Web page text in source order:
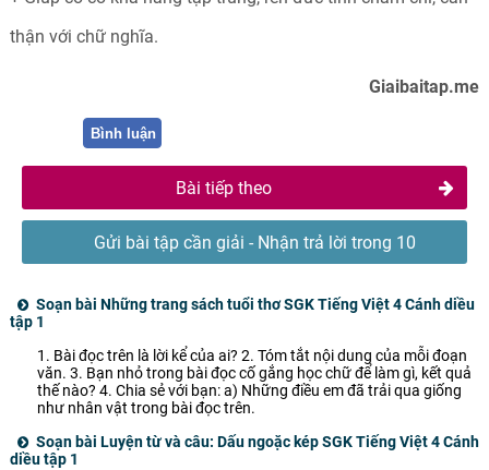
thận với chữ nghĩa.
Giaibaitap.me
Bình luận
Bài tiếp theo
Gửi bài tập cần giải - Nhận trả lời trong 10
Soạn bài Những trang sách tuổi thơ SGK Tiếng Việt 4 Cánh diều
tập 1
1. Bài đọc trên là lời kể của ai? 2. Tóm tắt nội dung của mỗi đoạn
văn. 3. Bạn nhỏ trong bài đọc cố gắng học chữ để làm gì, kết quả
thế nào? 4. Chia sẻ với bạn: a) Những điều em đã trải qua giống
như nhân vật trong bài đọc trên.
Soạn bài Luyện từ và câu: Dấu ngoặc kép SGK Tiếng Việt 4 Cánh
diều tập 1